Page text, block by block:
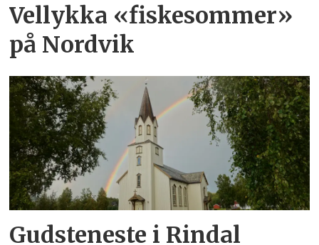
Vellykka «fiskesommer»
på Nordvik
Gudsteneste i Rindal